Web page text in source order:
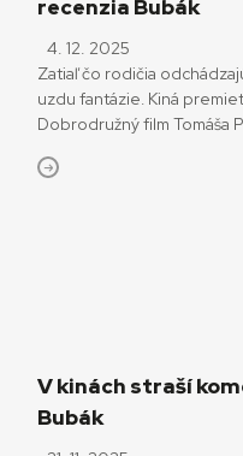
recenzia Bubák
4. 12. 2025
Zatiaľ čo rodičia
uzdu fantázie. Kiná
Dobrodružný film Tomáša
postele prerastá ako deti,
V kinách straší
Bubák